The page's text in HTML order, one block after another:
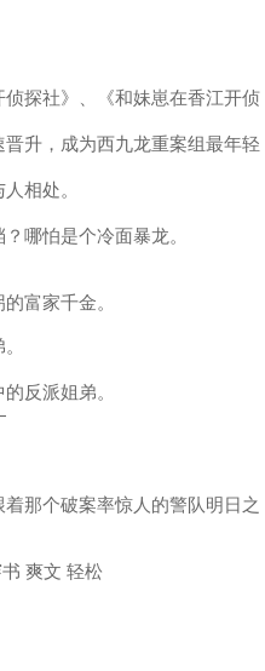
侦探社》、《和妹崽在香江开侦
升，成为西九龙重案组最年轻
相处。
哪怕是个冷面暴龙。
富家千金。
反派姐弟。
那个破案率惊人的警队明日之
爽文 轻松